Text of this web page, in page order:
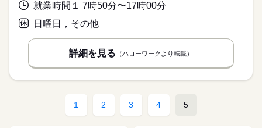
就業時間１ 7時50分〜17時00分
日曜日，その他
詳細を見る （ハローワークより転載）
1 2 3 4 5